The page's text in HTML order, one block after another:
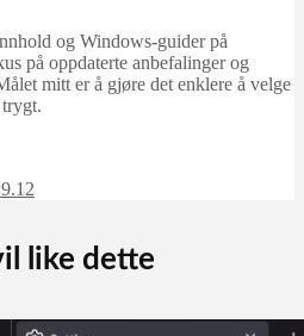
og Windows-guider på
på oppdaterte anbefalinger og
mitt er å gjøre det enklere å velge
like dette